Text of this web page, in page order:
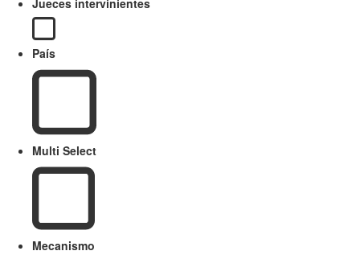
Jueces intervinientes
País
Multi Select
Mecanismo